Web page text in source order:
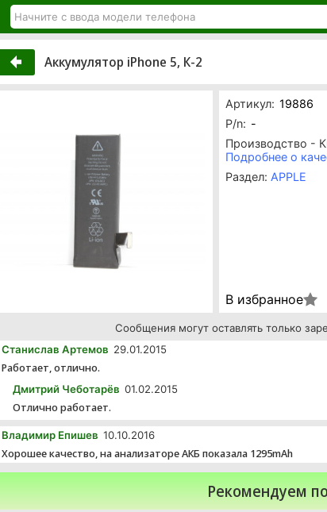
Аккумулятор iPhone 5, К-2
Артикул: 19886
P/n: -
Производство -
Подробнее о
Раздел: APPLE
В избранное
Сообщения могут оставлять только
Станислав Артемов 29.01.2015
Работает, отлично.
Дмитрий Чеботарёв 01.02.2015
Отлично работает.
Владимир Епишев 10.10.2016
Хорошее качество, на анализаторе АКБ показала 1295mAh
Рекомендуем